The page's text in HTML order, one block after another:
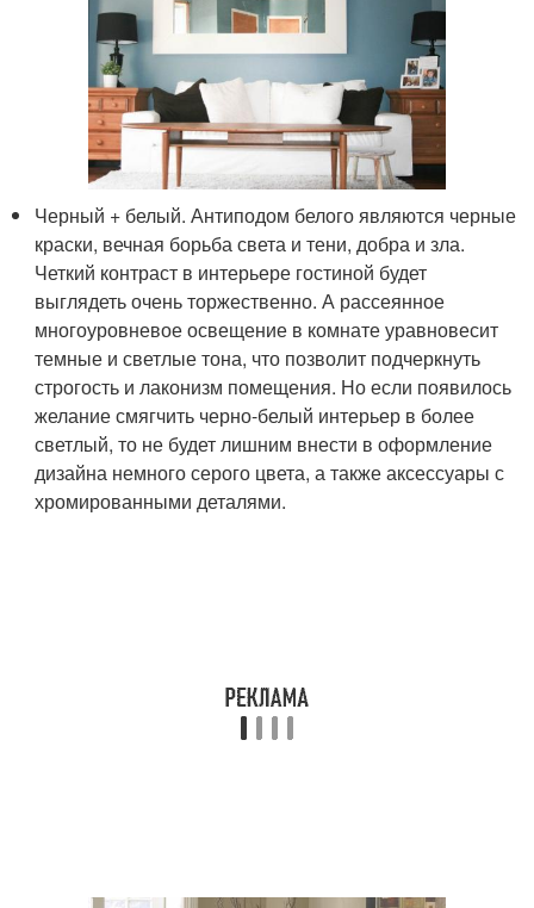
Черный + белый. Антиподом белого являются черные
краски, вечная борьба света и тени, добра и зла.
Четкий контраст в интерьере гостиной будет
выглядеть очень торжественно. А рассеянное
многоуровневое освещение в комнате уравновесит
темные и светлые тона, что позволит подчеркнуть
строгость и лаконизм помещения. Но если появилось
желание смягчить черно-белый интерьер в более
светлый, то не будет лишним внести в оформление
дизайна немного серого цвета, а также аксессуары с
хромированными деталями.